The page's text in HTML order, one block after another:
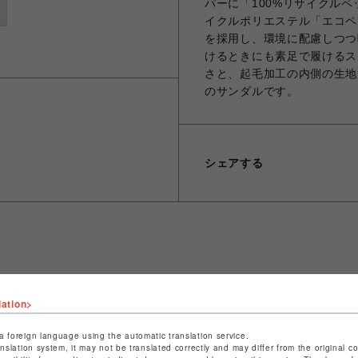
パーに「100%リサイクル
イクルポリエステル「エコ
を採用し、環境に配慮しつ
けるときにも素足で履ける
さと、起毛加工の内側の生
のサンダルです。
シェアする
舗名
定商取引法など法令に基づく表記はこちら
foreign language using the automatic translation service.
system, it may not be translated correctly and may differ from the original